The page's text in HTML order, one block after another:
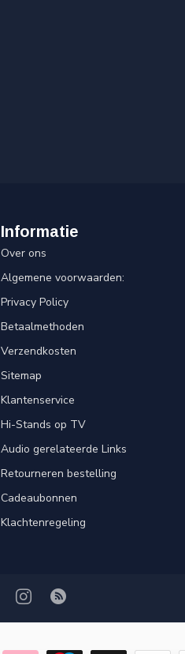
Informatie
Over ons
Algemene voorwaarden:
Privacy Policy
Betaalmethoden
Verzendkosten
Sitemap
Klantenservice
Hi-Stands op TV
Audio gerelateerde Links
Retourneren bestelling
Cadeaubonnen
Klachtenregeling